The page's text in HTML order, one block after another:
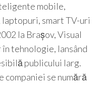
mobile,
smart TV-uri
la Brașov, Visual
tehnologie, lansând
publicului larg.
se numără